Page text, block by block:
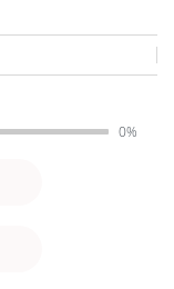
0%